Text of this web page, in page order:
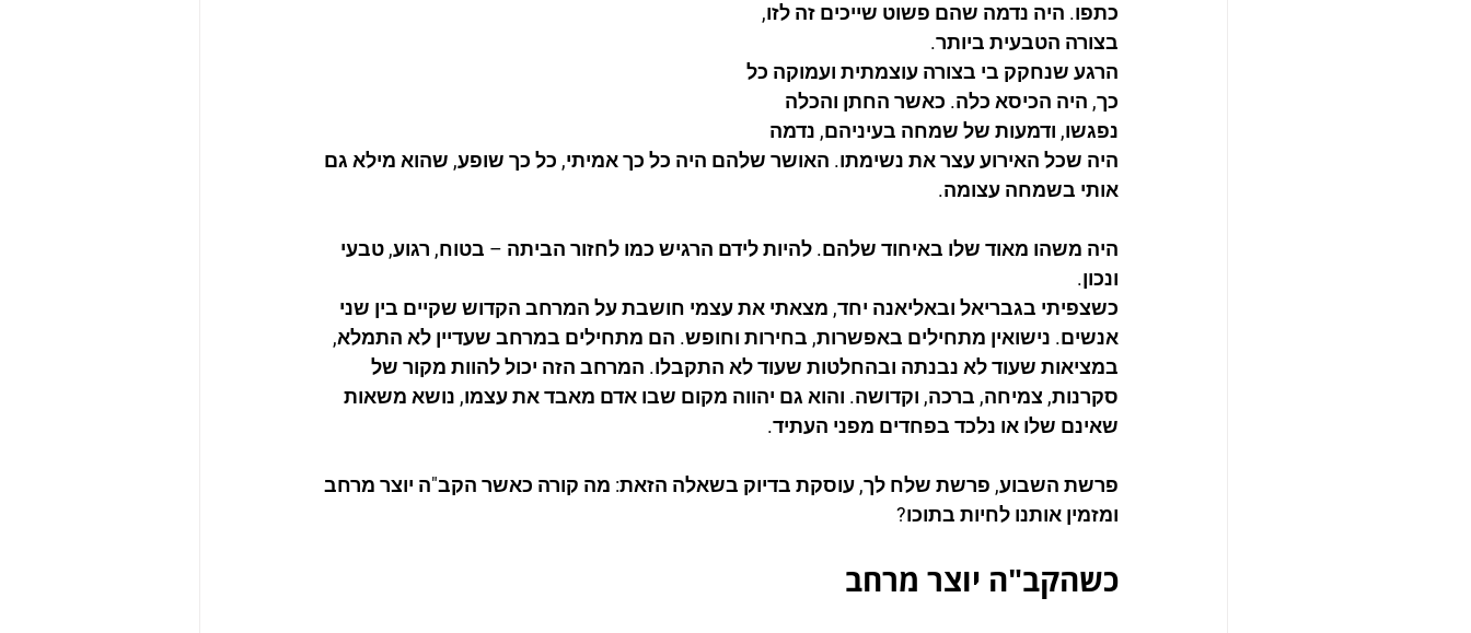
כתפו. היה נדמה שהם פשוט שייכים זה לזו,
בצורה הטבעית ביותר.
הרגע שנחקק בי בצורה עוצמתית ועמוקה כל
כך, היה הכיסא כלה. כאשר החתן והכלה
נפגשו, ודמעות של שמחה בעיניהם, נדמה
היה שכל האירוע עצר את נשימתו. האושר שלהם היה כל כך אמיתי, כל כך שופע, שהוא מילא גם
אותי בשמחה עצומה.
היה משהו מאוד שלו באיחוד שלהם. להיות לידם הרגיש כמו לחזור הביתה – בטוח, רגוע, טבעי
ונכון.
כשצפיתי בגבריאל ובאליאנה יחד, מצאתי את עצמי חושבת על המרחב הקדוש שקיים בין שני
אנשים. נישואין מתחילים באפשרות, בחירות וחופש. הם מתחילים במרחב שעדיין לא התמלא,
במציאות שעוד לא נבנתה ובהחלטות שעוד לא התקבלו. המרחב הזה יכול להוות מקור של
סקרנות, צמיחה, ברכה, וקדושה. והוא גם יהווה מקום שבו אדם מאבד את עצמו, נושא משאות
שאינם שלו או נלכד בפחדים מפני העתיד.
פרשת השבוע, פרשת שלח לך, עוסקת בדיוק בשאלה הזאת: מה קורה כאשר הקב"ה יוצר מרחב
ומזמין אותנו לחיות בתוכו?
כשהקב"ה יוצר מרחב